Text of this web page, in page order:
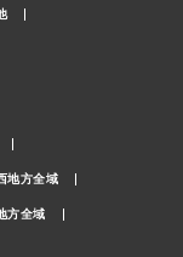
地方全域
方全域